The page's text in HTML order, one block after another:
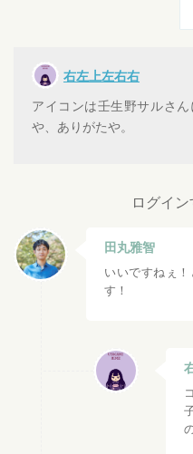
右左上左右右
アイコンは壬生野サルさ
や、ありがたや。
ログイ
田丸雅智
いいですねぇ
す！